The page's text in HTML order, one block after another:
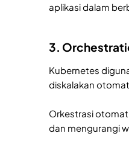
aplikasi dalam
3.
Kubernetes
diskalakan
Orkestrasi
dan mengurangi